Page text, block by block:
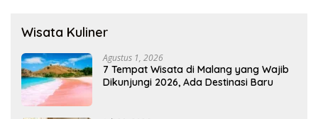
Wisata Kuliner
Agustus 1, 2026
7 Tempat Wisata di Malang yang Wajib
Dikunjungi 2026, Ada Destinasi Baru